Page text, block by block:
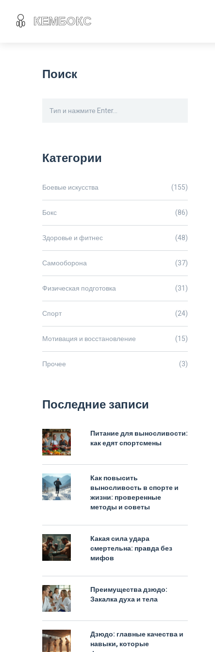
Поиск
Категории
Боевые искусства (155)
Бокс (86)
Здоровье и фитнес (48)
Самооборона (37)
Физическая подготовка (31)
Спорт (24)
Мотивация и восстановление (15)
Прочее (3)
Последние записи
Питание для выносливости:
как едят спортсмены
Как повысить
выносливость в спорте и
жизни: проверенные
методы и советы
Какая сила удара
смертельна: правда без
мифов
Преимущества дзюдо:
Закалка духа и тела
Дзюдо: главные качества и
навыки, которые